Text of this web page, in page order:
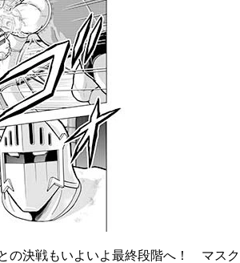
の決戦もいよいよ最終段階へ！ マスク